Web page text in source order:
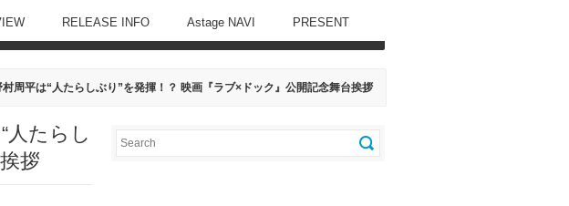
RELEASE INFO Astage NAVI PRESENT
周平は“人たらしぶり”を発揮！？ 映画『ラブ×ドック』公開記念舞台挨拶
人たらし
拶